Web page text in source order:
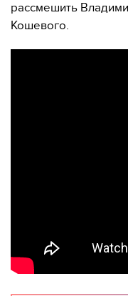
рассмешить
Кошевого.